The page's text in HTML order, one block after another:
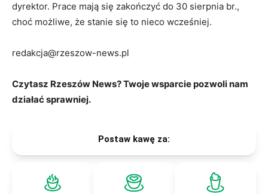
dyrektor. Prace mają się zakończyć do 30 sierpnia br.,
choć możliwe, że stanie się to nieco wcześniej.
redakcja@rzeszow-news.pl
Czytasz Rzeszów News? Twoje wsparcie pozwoli nam
działać sprawniej.
Postaw kawę za: